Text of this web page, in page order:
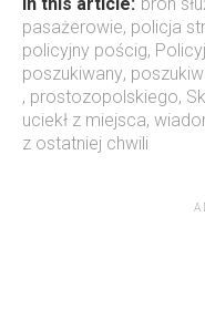
pasażerowie, policja
policyjny pościg,
poszukiwany,
, prostozopolskiego,
uciekł z miejsca,
z ostatniej chwili